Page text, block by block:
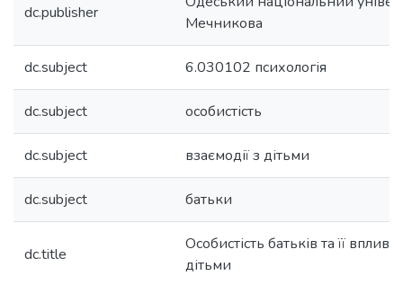
dc.publisher
Мечникова
dc.subject 6.030102 психологія
dc.subject особистість
dc.subject взаємодії з дітьми
dc.subject батьки
dc.title
Особистість батьків та її вплив
дітьми